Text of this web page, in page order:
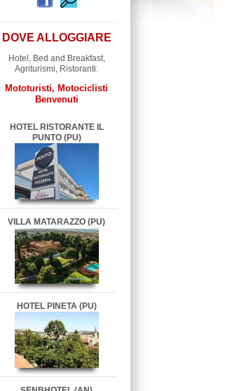
DOVE ALLOGGIARE
Hotel, Bed and Breakfast,
Agriturismi, Ristoranti:
Mototuristi, Motociclisti
Benvenuti
HOTEL RISTORANTE IL
PUNTO (PU)
VILLA MATARAZZO (PU)
HOTEL PINETA (PU)